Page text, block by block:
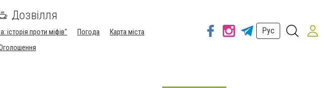
Дозвілля
історія проти міфів" Погода
Карта міста
Рус